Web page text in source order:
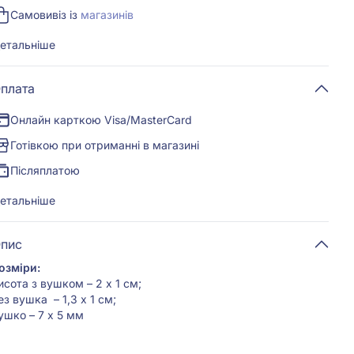
Самовивіз із магазинів
Онлайн карткою Visa/MasterCard
Готівкою при отриманні в магазині
Післяплатою
з вушком – 2 х 1 см;
вушка – 1,3 х 1 см;
– 7 х 5 мм